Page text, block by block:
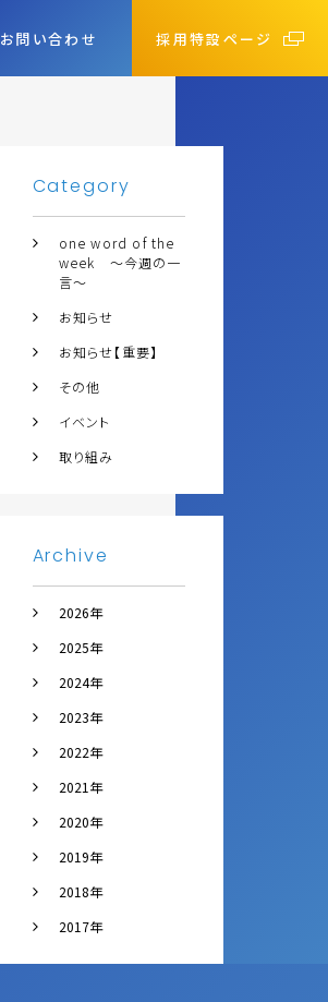
お問い合わせ 採用特設ページ
Category
one word of the
week ～今週の一
言～
お知らせ
お知らせ【重要】
その他
イベント
取り組み
Archive
2026年
2025年
2024年
2023年
2022年
2021年
2020年
2019年
2018年
2017年